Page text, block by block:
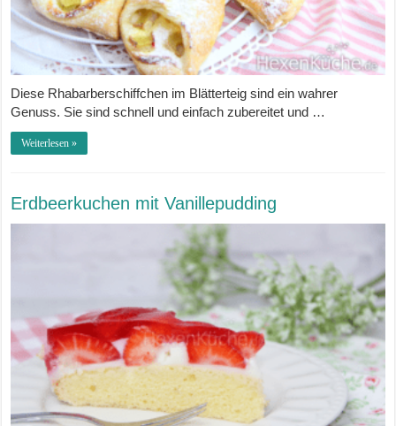
Diese Rhabarberschiffchen im Blätterteig sind ein wahrer
Genuss. Sie sind schnell und einfach zubereitet und …
Weiterlesen »
Erdbeerkuchen mit Vanillepudding